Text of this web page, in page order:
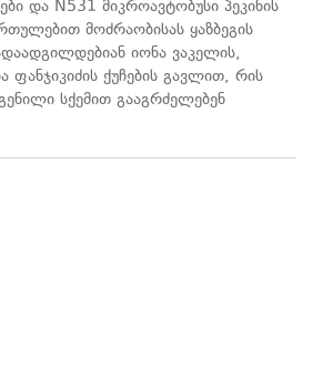
და N531 მიკროავტობუსი პეკინის
მოძრაობისას ყაზბეგის
იონა ვაკელის,
ფანჯიკიძის ქუჩების გავლით, რის
სქემით გააგრძელებენ